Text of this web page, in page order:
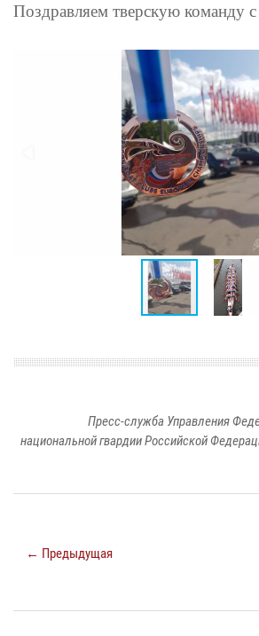
Поздравляем тверскую команду
Пресс-служба Управления
национальной гвардии Российской
← Предыдущая